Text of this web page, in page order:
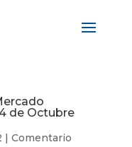
de Octubre
| Comentario